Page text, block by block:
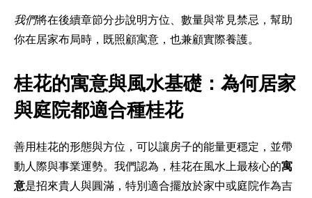
我們將在後續章節分步說明方位、數量與常見禁忌，幫助
你在居家布局時，既照顧寓意，也兼顧實際養護。
桂花的寓意與風水基礎：為何居家
與庭院都適合種桂花
善用桂花的形態與方位，可以讓房子的能量更穩定，並帶
動人際與事業運勢。我們認為，桂花在風水上最核心的寓
意是招來貴人與圓滿，特別適合擺放於家中或庭院作為吉